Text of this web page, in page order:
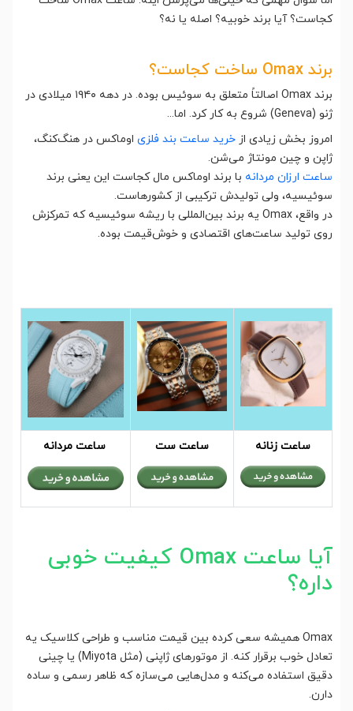
کجاست؟ آیا برند خوبیه؟ اصله یا نه؟
برند Omax ساخت کجاست؟
برند Omax اصالتاً متعلق به سوئیس بوده. در دهه ۱۹۴۰ میلادی در
ژنو (Geneva) شروع به کار کرد. اما...
امروز بخش زیادی از خرید ساعت بند فلزی اوماکس در هنگ‌کنگ،
ژاپن و چین مونتاژ می‌شن.
ساعت ارزان مردانه با برند اوماکس مال کجاست این یعنی برند
سوئیسیه، ولی تولیدش ترکیبی از کشورهاست.
در واقع، Omax یه برند بین‌المللی با ریشه سوئیسیه که تمرکزش
روی تولید ساعت‌های اقتصادی و خوش‌قیمت بوده.
ساعت زنانه ساعت ست ساعت مردانه
آیا ساعت Omax کیفیت خوبی
داره؟
Omax همیشه سعی کرده بین قیمت مناسب و طراحی کلاسیک یه
تعادل خوب برقرار کنه. از موتورهای ژاپنی (مثل Miyota) یا چینی
دقیق استفاده می‌کنه و مدل‌هایی می‌سازه که ظاهر رسمی و ساده
دارن.